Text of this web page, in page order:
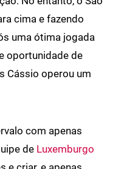
cima e fazendo
uma ótima jogada
oportunidade de
Cássio operou um
com apenas
de Luxemburgo